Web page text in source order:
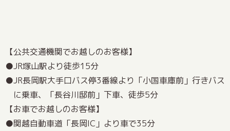
【公共交通機関でお越しのお客様】
JR塚山駅より徒歩15分
JR長岡駅大手口バス停3番線より「小国車庫前」行きバス
に乗車、「長谷川邸前」下車、徒歩5分
【お車でお越しのお客様】
関越自動車道「長岡IC」より車で35分